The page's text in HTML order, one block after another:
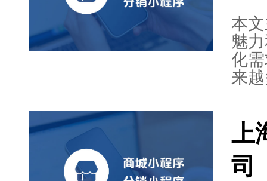
续
共
本
魅
化
来
服
能
前
上
司